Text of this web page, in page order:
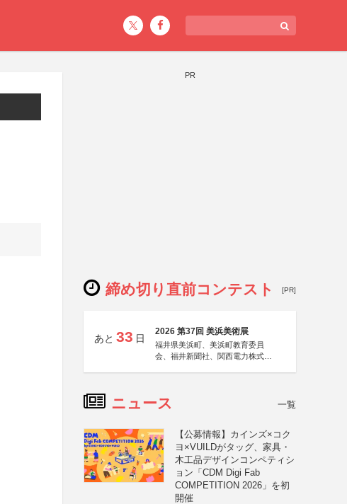
PR
締め切り直前コンテスト [PR]
あと 33 日
2026 第37回 美浜美術展
福井県美浜町、美浜町教育委員
会、福井新聞社、関西電力株式会
ニュース 一覧
【公募情報】カインズ×コク
ヨ×VUILDがタッグ、家具・
木工品デザインコンペティシ
ョン「CDM Digi Fab
COMPETITION 2026」を初
開催